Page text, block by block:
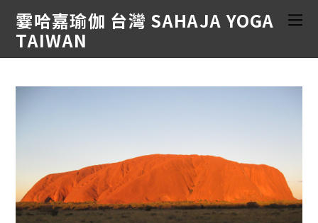
霎哈嘉瑜伽 台灣 SAHAJA YOGA
TAIWAN